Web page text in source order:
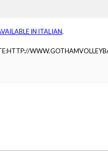
IN ITALIAN.